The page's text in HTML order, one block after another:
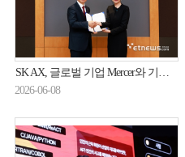
SK AX, 글로벌 기업 Mercer와 기업 운영방식 AI로 재설계한다
2026-06-08